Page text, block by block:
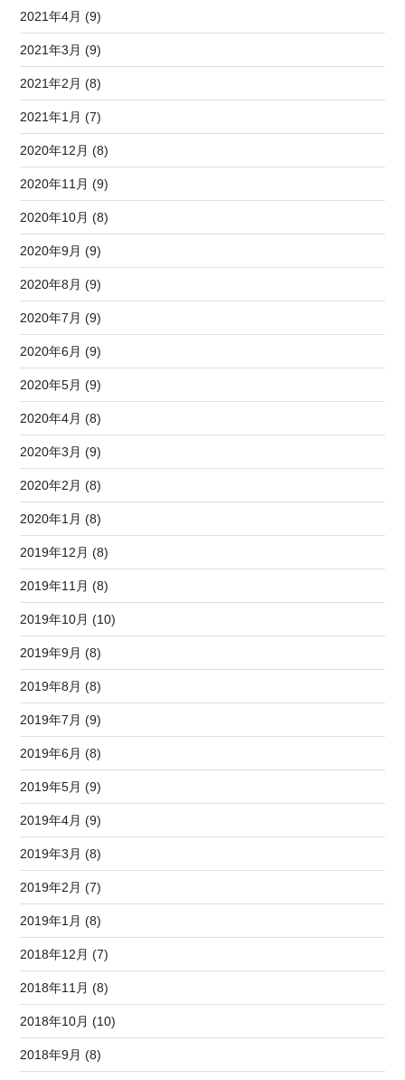
2021年4月 (9)
2021年3月 (9)
2021年2月 (8)
2021年1月 (7)
2020年12月 (8)
2020年11月 (9)
2020年10月 (8)
2020年9月 (9)
2020年8月 (9)
2020年7月 (9)
2020年6月 (9)
2020年5月 (9)
2020年4月 (8)
2020年3月 (9)
2020年2月 (8)
2020年1月 (8)
2019年12月 (8)
2019年11月 (8)
2019年10月 (10)
2019年9月 (8)
2019年8月 (8)
2019年7月 (9)
2019年6月 (8)
2019年5月 (9)
2019年4月 (9)
2019年3月 (8)
2019年2月 (7)
2019年1月 (8)
2018年12月 (7)
2018年11月 (8)
2018年10月 (10)
2018年9月 (8)